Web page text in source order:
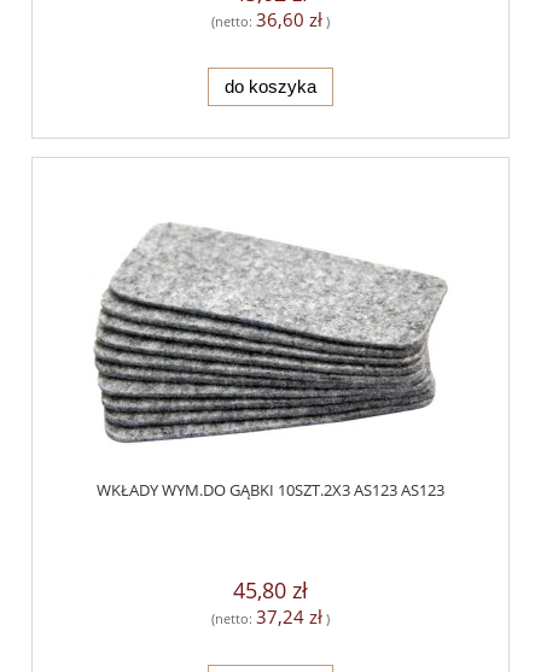
(netto: 36,60 zł )
do koszyka
WKŁADY WYM.DO GĄBKI 10SZT.2X3 AS123 AS123
45,80 zł
(netto: 37,24 zł )